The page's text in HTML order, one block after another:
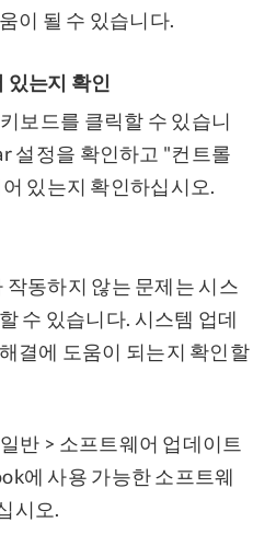
이 될 수 있습니다.
있는지 확인
보드를 클릭할 수 있습니
설정을 확인하고 "컨트롤
있는지 확인하십시오.
동하지 않는 문제는 시스
수 있습니다. 시스템 업데
결에 도움이 되는지 확인할
반 > 소프트웨어 업데이트
에 사용 가능한 소프트웨
시오.